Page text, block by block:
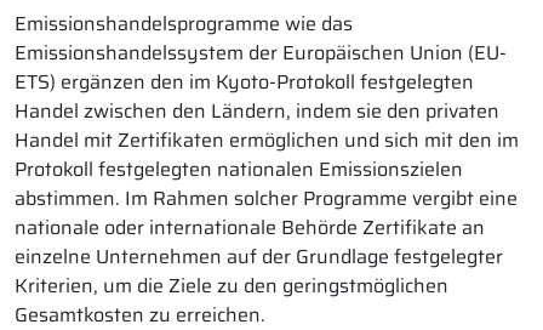
Emissionshandelsprogramme wie das
Emissionshandelssystem der Europäischen Union (EU-
ETS) ergänzen den im Kyoto-Protokoll festgelegten
Handel zwischen den Ländern, indem sie den privaten
Handel mit Zertifikaten ermöglichen und sich mit den im
Protokoll festgelegten nationalen Emissionszielen
abstimmen. Im Rahmen solcher Programme vergibt eine
nationale oder internationale Behörde Zertifikate an
einzelne Unternehmen auf der Grundlage festgelegter
Kriterien, um die Ziele zu den geringstmöglichen
Gesamtkosten zu erreichen.